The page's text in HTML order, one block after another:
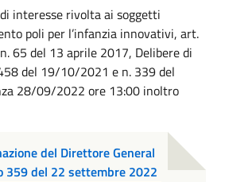
interesse rivolta ai soggetti
poli per l’infanzia innovativi, art.
65 del 13 aprile 2017, Delibere di
del 19/10/2021 e n. 339 del
28/09/2022 ore 13:00 inoltro
del Direttore General
359 del 22 settembre 2022